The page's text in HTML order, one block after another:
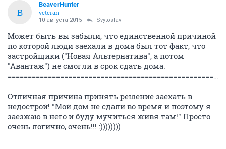
B
BeaverHunter
veteran
10 августа 2015 Svytoslav
Может быть вы забыли, что единственной причиной
по которой люди заехали в дома был тот факт, что
застройщики ("Новая Альтернатива", а потом
"Авантаж") не смогли в срок сдать дома.
=======================================================================
Отличная причина принять решение заехать в
недострой! "Мой дом не сдали во время и поэтому я
заезжаю в него и буду мучиться живя там!" Просто
очень логично, очень!!! :))))))))